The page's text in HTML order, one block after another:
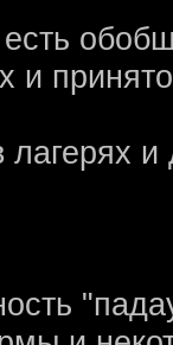
и
лагерях